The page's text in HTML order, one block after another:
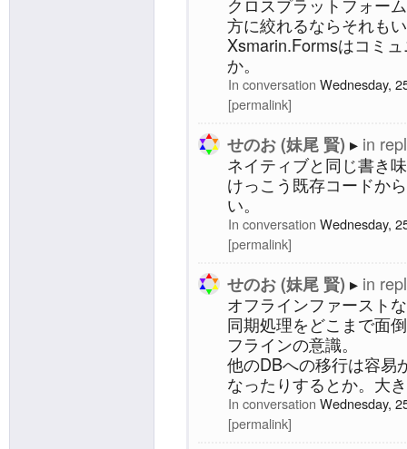
方に絞れるならそれも
Xsmarin.Formsはコミ
か。
In conversation Wednesday,
permalink
せのお (妹尾 賢)
in
ネイティブと同じ書き
けっこう既存コードか
い。
In conversation Wednesday,
permalink
せのお (妹尾 賢)
in
オフラインファースト
同期処理をどこまで面
フラインの意識。
他のDBへの移行は容易
なったりするとか。大
In conversation Wednesday,
permalink